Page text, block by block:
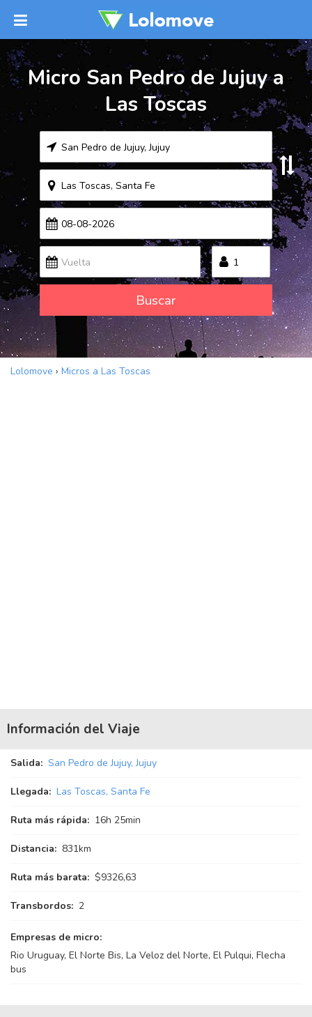
Micro San Pedro de Jujuy a
Las Toscas
Buscar
Lolomove › Micros a Las Toscas
Información del Viaje
Salida: San Pedro de Jujuy, Jujuy
Llegada: Las Toscas, Santa Fe
Ruta más rápida: 16h 25min
Distancia: 831km
Ruta más barata: $9326,63
Transbordos: 2
Empresas de micro:
Rio Uruguay, El Norte Bis, La Veloz del Norte, El Pulqui, Flecha
bus